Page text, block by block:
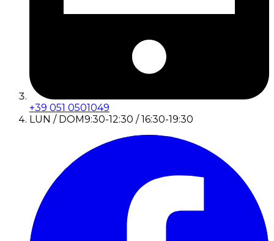
+39 051 0501049
LUN / DOM9:30-12:30 / 16:30-19:30